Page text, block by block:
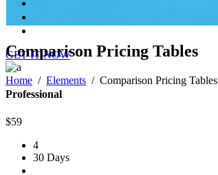
Comparison Pricing Tables
Home / Elements / Comparison Pricing Tables
GET IT NOW
Professional
$59
4
30 Days